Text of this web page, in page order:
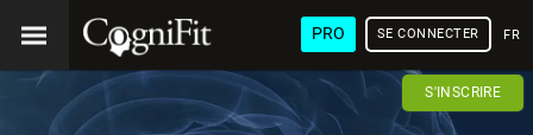
PRO SE CONNECTER
S'INSCRIRE